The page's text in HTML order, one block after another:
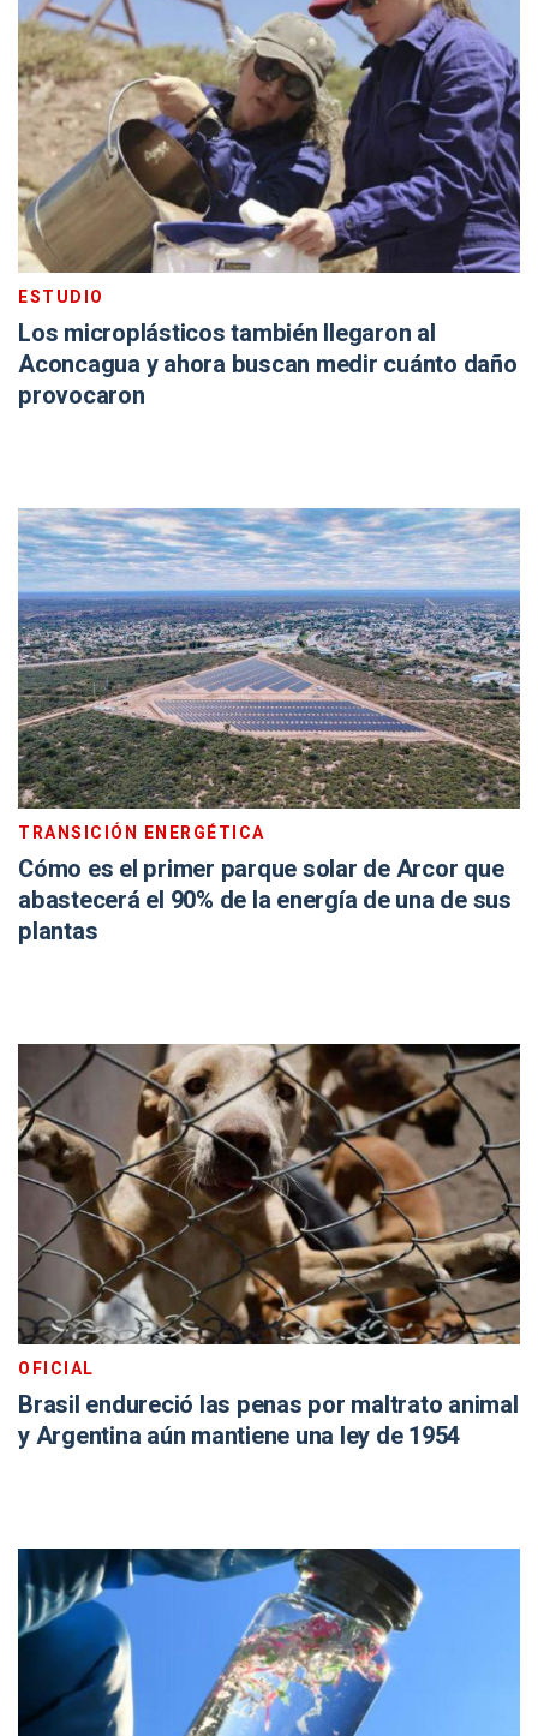
ESTUDIO
Los microplásticos también llegaron al
Aconcagua y ahora buscan medir cuánto daño
provocaron
TRANSICIÓN ENERGÉTICA
Cómo es el primer parque solar de Arcor que
abastecerá el 90% de la energía de una de sus
plantas
OFICIAL
Brasil endureció las penas por maltrato animal
y Argentina aún mantiene una ley de 1954